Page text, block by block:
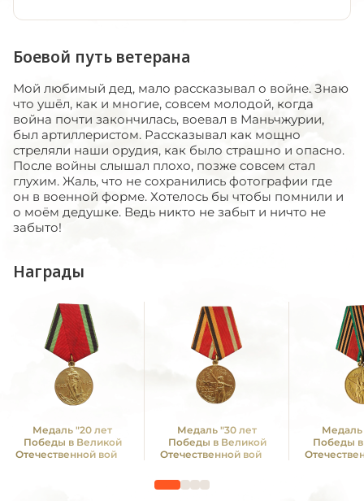
Боевой путь ветерана
Мой любимый дед, мало рассказывал о войне. Знаю
что ушёл, как и многие, совсем молодой, когда
война почти закончилась, воевал в Маньчжурии,
был артиллеристом. Рассказывал как мощно
стреляли наши орудия, как было страшно и опасно.
После войны слышал плохо, позже совсем стал
глухим. Жаль, что не сохранились фотографии где
он в военной форме. Хотелось бы чтобы помнили и
о моём дедушке. Ведь никто не забыт и ничто не
забыто!
Награды
Медаль "20 лет
Победы в Великой
Отечественной войне
Медаль "30 лет
Победы в Великой
Отечественной войне
Медаль
Победы